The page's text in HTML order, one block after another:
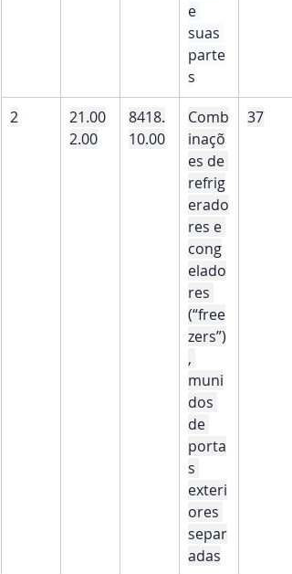
e
suas
parte
s
2
21.00
2.00
8418.
10.00
Comb
inaçõ
es de
refrig
erado
res e
cong
elado
res
(“free
zers”)
,
muni
dos
de
porta
s
exteri
ores
separ
adas
37